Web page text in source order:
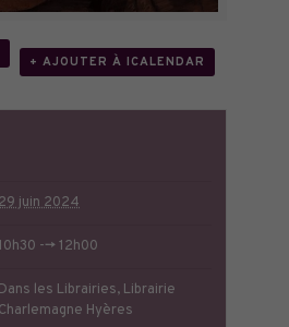
+ AJOUTER À ICALENDAR
29 juin 2024
--> 12h00
Dans les Librairies, Librairie
Charlemagne Hyères